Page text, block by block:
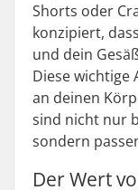
Shorts oder
konzipiert,
und dein
Diese
an deinen
sind nicht nur
sondern
Der Wert